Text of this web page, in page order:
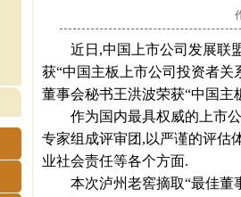
近日,中国上市公司发展联盟
获“中国主板上市公司投资者关
董事会秘书王洪波荣获“中国主
作为国内最具权威的上市公
专家组成评审团,以严谨的评估
业社会责任等各个方面.
本次泸州老窖摘取“最佳董事